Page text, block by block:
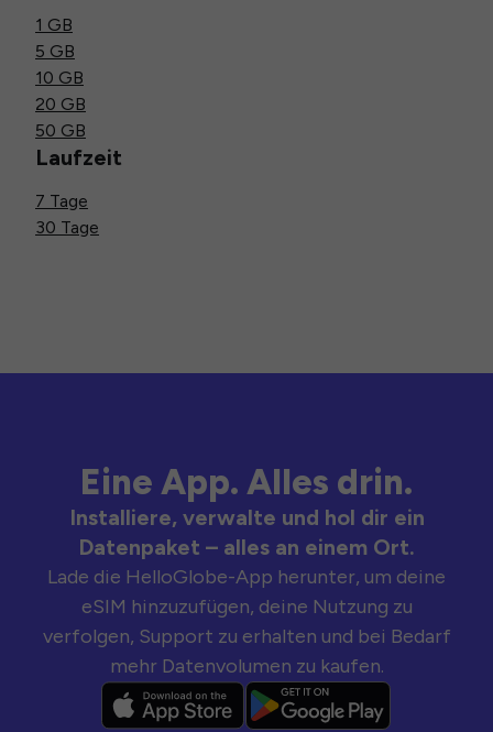
1 GB
5 GB
10 GB
20 GB
50 GB
Laufzeit
7 Tage
30 Tage
Eine App. Alles drin.
Installiere, verwalte und hol dir ein
Datenpaket – alles an einem Ort.
Lade die HelloGlobe-App herunter, um deine
eSIM hinzuzufügen, deine Nutzung zu
verfolgen, Support zu erhalten und bei Bedarf
mehr Datenvolumen zu kaufen.